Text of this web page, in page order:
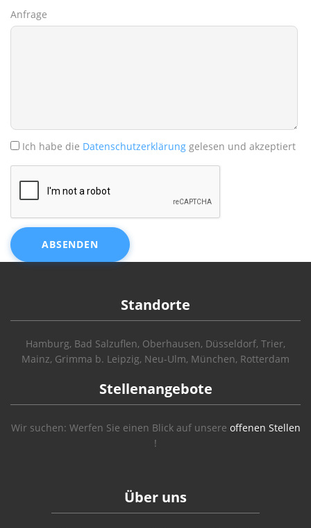
Anfrage
Ich habe die Datenschutzerklärung gelesen und akzeptiert
ABSENDEN
Standorte
Hamburg, Bad Salzuflen, Oberhausen, Düsseldorf, Trier,
Mainz, Grimma b. Leipzig, Neu-Ulm, München, Rotterdam
Stellenangebote
Wir suchen: Werfen Sie einen Blick auf unsere offenen Stellen
!
Über uns